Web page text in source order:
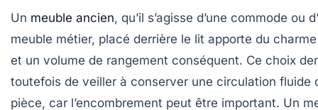
Un meuble ancien, qu’il s’agisse d’une commode ou
meuble métier, placé derrière le lit apporte du
et un volume de rangement conséquent. Ce choix
toutefois de veiller à conserver une circulation fluide
pièce, car l’encombrement peut être important. Un